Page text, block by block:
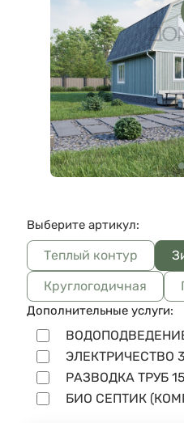
Выберите артикул:
Теплый контур
Круглогодичная
Дополнительные услуги:
ЭЛЕКТРИЧЕСТВО
РАЗВОДКА ТРУБ
БИО СЕПТИК